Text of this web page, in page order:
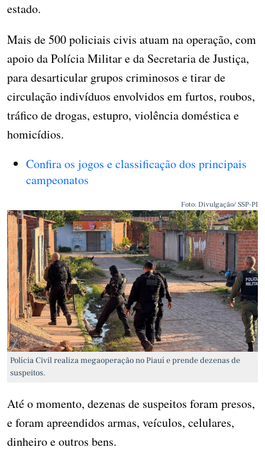
estado.
Mais de 500 policiais civis atuam na operação, com
apoio da Polícia Militar e da Secretaria de Justiça,
para desarticular grupos criminosos e tirar de
circulação indivíduos envolvidos em furtos, roubos,
tráfico de drogas, estupro, violência doméstica e
homicídios.
Confira os jogos e classificação dos principais
campeonatos
Foto: Divulgação/ SSP-PI
Polícia Civil realiza megaoperação no Piauí e prende dezenas de
suspeitos.
Até o momento, dezenas de suspeitos foram presos,
e foram apreendidos armas, veículos, celulares,
dinheiro e outros bens.